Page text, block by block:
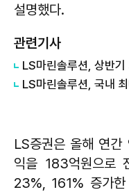
설명했다.
관련기사
LS마린솔루션, 상반
LS마린솔루션, 국내
LS증권은 올해 연
익을 183억원으로
23%, 161% 증가